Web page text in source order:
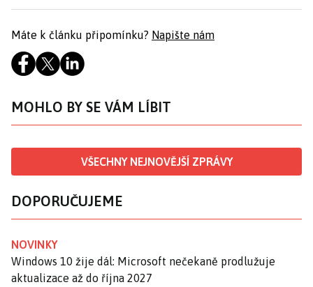
Máte k článku připomínku? Napište nám
MOHLO BY SE VÁM LÍBIT
VŠECHNY NEJNOVĚJŠÍ ZPRÁVY
DOPORUČUJEME
NOVINKY
Windows 10 žije dál: Microsoft nečekaně prodlužuje
aktualizace až do října 2027